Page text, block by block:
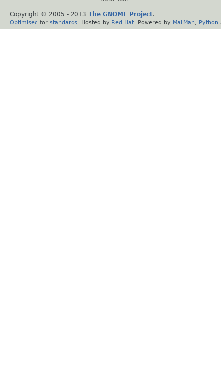
Copyright © 2005 - 2013 The GNOME Project.
Optimised for standards . Hosted by Red Hat . Powered by MailMan Python